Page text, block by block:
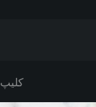
کلیپ